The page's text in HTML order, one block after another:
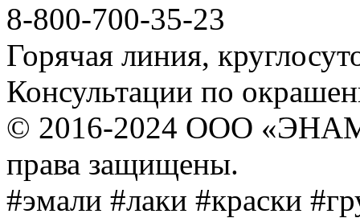
8-800-700-35-23
Горячая линия,
Консультации по
© 2016-2024 ООО
права защищены.
#эмали #лаки #краски